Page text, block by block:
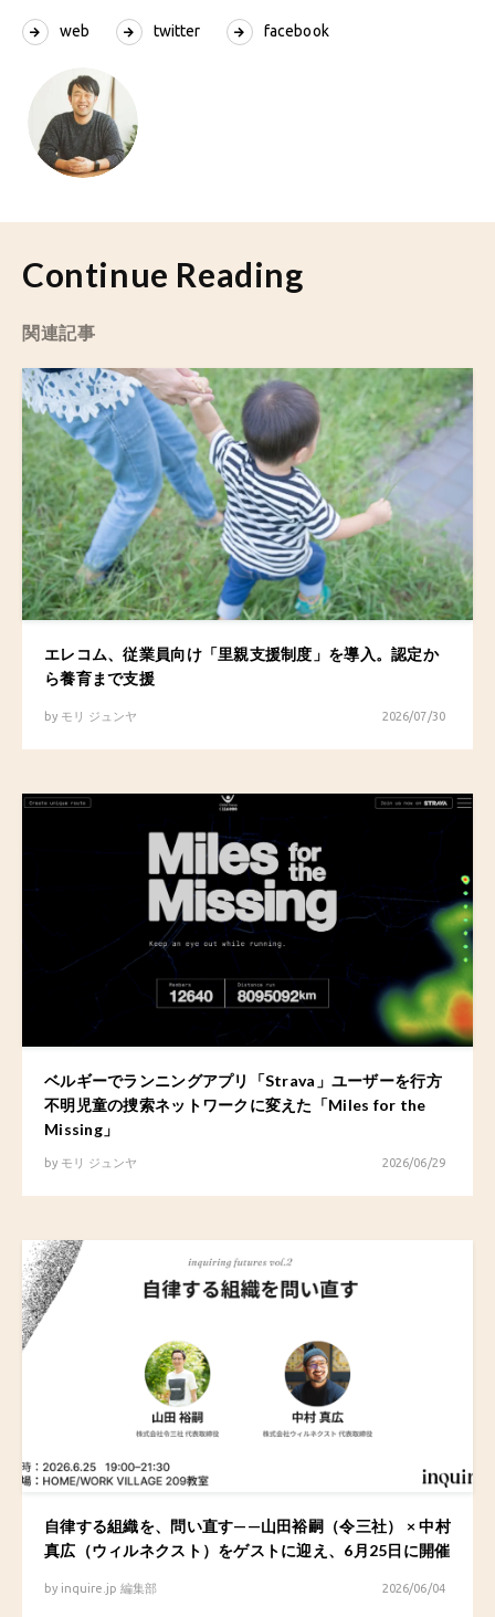
web twitter facebook
Continue Reading
関連記事
エレコム、従業員向け「里親支援制度」を導入。認定か
ら養育まで支援
by モリ ジュンヤ 2026/07/30
ベルギーでランニングアプリ「Strava」ユーザーを行方
不明児童の捜索ネットワークに変えた「Miles for the
Missing」
by モリ ジュンヤ 2026/06/29
自律する組織を、問い直す——山田裕嗣（令三社） × 中村
真広（ウィルネクスト）をゲストに迎え、6月25日に開催
by inquire.jp 編集部 2026/06/04